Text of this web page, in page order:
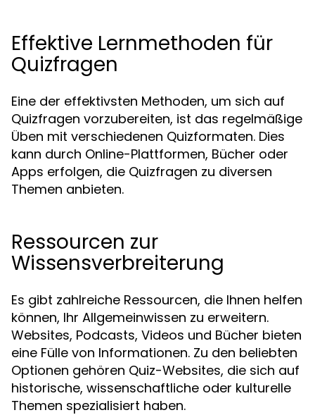
Effektive Lernmethoden für
Quizfragen
Eine der effektivsten Methoden, um sich auf
Quizfragen vorzubereiten, ist das regelmäßige
Üben mit verschiedenen Quizformaten. Dies
kann durch Online-Plattformen, Bücher oder
Apps erfolgen, die Quizfragen zu diversen
Themen anbieten.
Ressourcen zur
Wissensverbreiterung
Es gibt zahlreiche Ressourcen, die Ihnen helfen
können, Ihr Allgemeinwissen zu erweitern.
Websites, Podcasts, Videos und Bücher bieten
eine Fülle von Informationen. Zu den beliebten
Optionen gehören Quiz-Websites, die sich auf
historische, wissenschaftliche oder kulturelle
Themen spezialisiert haben.